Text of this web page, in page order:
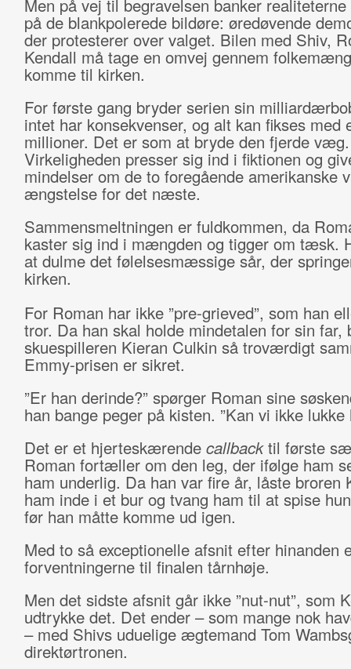
Men på vej til begravelsen banker
på de blankpolerede bildøre: øredøvende
der protesterer over valget. Bilen med Shiv,
Kendall må tage en omvej gennem
komme til kirken.
For første gang bryder serien sin
intet har konsekvenser, og alt kan fikses med
millioner. Det er som at bryde den fjerde væg.
Virkeligheden presser sig ind i fiktionen og
mindelser om de to foregående amerikanske
ængstelse for det næste.
Sammensmeltningen er fuldkommen, da
kaster sig ind i mængden og tigger om tæsk.
at dulme det følelsesmæssige sår, der
kirken.
For Roman har ikke ”pre-grieved”, som han
tror. Da han skal holde mindetalen for sin far,
skuespilleren Kieran Culkin så troværdigt
Emmy-prisen er sikret.
”Er han derinde?” spørger Roman sine
han bange peger på kisten. ”Kan vi ikke lukke
Det er et hjerteskærende callbacktil første
Roman fortæller om den leg, der ifølge ham
ham underlig. Da han var fire år, låste broren
ham inde i et bur og tvang ham til at spise
før han måtte komme ud igen.
Med to så exceptionelle afsnit efter hinanden
forventningerne til finalen tårnhøje.
Men det sidste afsnit går ikke ”nut-nut”, som
udtrykke det. Det ender – som mange nok
– med Shivs uduelige ægtemand Tom
direktørtronen.